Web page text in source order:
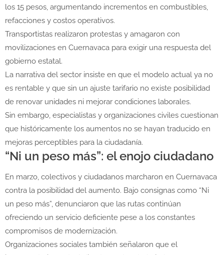
los 15 pesos, argumentando incrementos en combustibles,
refacciones y costos operativos.
Transportistas realizaron protestas y amagaron con
movilizaciones en Cuernavaca para exigir una respuesta del
gobierno estatal.
La narrativa del sector insiste en que el modelo actual ya no
es rentable y que sin un ajuste tarifario no existe posibilidad
de renovar unidades ni mejorar condiciones laborales.
Sin embargo, especialistas y organizaciones civiles cuestionan
que históricamente los aumentos no se hayan traducido en
mejoras perceptibles para la ciudadanía.
“Ni un peso más”: el enojo ciudadano
En marzo, colectivos y ciudadanos marcharon en Cuernavaca
contra la posibilidad del aumento. Bajo consignas como “Ni
un peso más”, denunciaron que las rutas continúan
ofreciendo un servicio deficiente pese a los constantes
compromisos de modernización.
Organizaciones sociales también señalaron que el